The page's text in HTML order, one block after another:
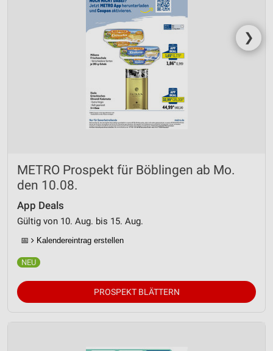
❯
METRO Prospekt für Böblingen ab Mo.
den 10.08.
App Deals
Gültig von 10. Aug. bis 15. Aug.
📅 Kalendereintrag erstellen
PROSPEKT BLÄTTERN